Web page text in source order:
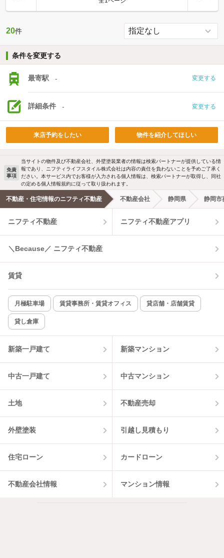
20件
条件を変更する
最寄駅 - 変更する
詳細条件 - 変更する
来店予約をしたい 物件を紹介してほしい
免責
事項
当サイトの物件及び不動産会社、外壁塗装業者の情報は検索パートナーが提供している情
報であり、ニフティライフスタイル株式会社は内容の責任を負わないことを予めご了承く
ださい。本サービス内でお客様が入力される個人情報は、検索パートナーが取得し、同社
の定める個人情報規約に従って取り扱われます。
不動産・住宅情報のニフティ不動産 不動産会社 静岡県 静岡市
ニフティ不動産 ニフティ不動産アプリ
＼Because／ ニフティ不動産
賃貸
月極駐車場 賃貸事務所・賃貸オフィス 貸店舗・店舗賃貸
貸し倉庫
新築一戸建て 新築マンション
中古一戸建て 中古マンション
土地 不動産売却
外壁塗装 引越し見積もり
住宅ローン カードローン
不動産会社情報 マンション情報